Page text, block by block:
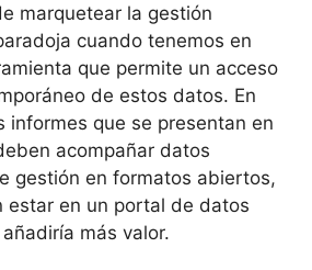
marquetear la gestión
cuando tenemos en
que permite un acceso
de estos datos. En
informes que se presentan en
acompañar datos
gestión en formatos abiertos,
estar en un portal de datos
más valor.